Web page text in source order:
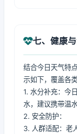
七、健康
结合今日天气特
示如下，覆盖各类
1. 水分补充：今
水，建议携带温
2. 安全防护：
3. 人群适配：老